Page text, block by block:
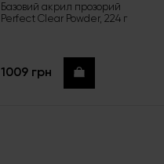
Базовий акрил прозорий
Perfect Clear Powder, 224 г
1009 грн Купити